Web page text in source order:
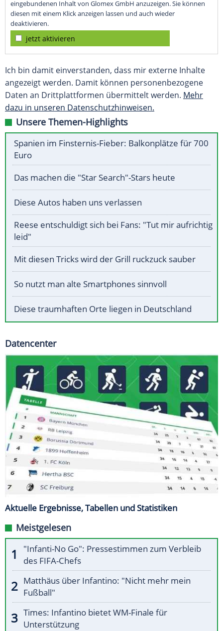
eingebundenen Inhalt von Glomex GmbH anzuzeigen. Sie können
diesen mit einem Klick anzeigen lassen und auch wieder
deaktivieren.
jetzt aktivieren
Ich bin damit einverstanden, dass mir externe Inhalte
angezeigt werden. Damit können personenbezogene
Daten an Drittplattformen übermittelt werden. Mehr
dazu in unseren Datenschutzhinweisen.
Unsere Themen-Highlights
Spanien im Finsternis-Fieber: Balkonplätze für 700
Euro
Das machen die "Star Search"-Stars heute
Diese Autos haben uns verlassen
Reese entschuldigt sich bei Fans: "Tut mir aufrichtig
leid"
Mit diesen Tricks wird der Grill ruckzuck sauber
So nutzt man alte Smartphones sinnvoll
Diese traumhaften Orte liegen in Deutschland
Datencenter
Aktuelle Ergebnisse, Tabellen und Statistiken
Meistgelesen
"Infanti-No Go": Pressestimmen zum Verbleib
des FIFA-Chefs
Matthäus über Infantino: "Nicht mehr mein
Fußball"
Times: Infantino bietet WM-Finale für
Unterstützung